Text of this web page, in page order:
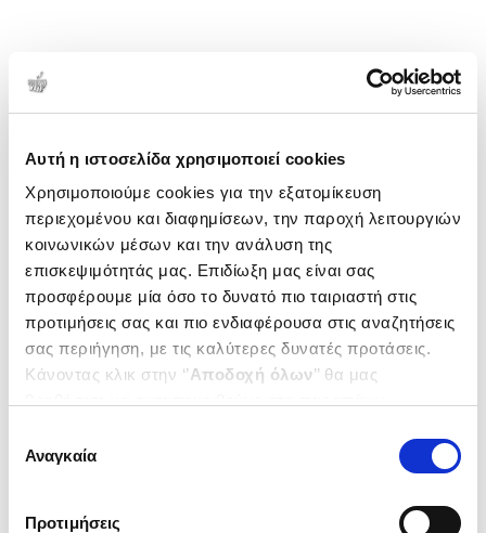
Αυτή η ιστοσελίδα χρησιμοποιεί cookies
Χρησιμοποιούμε cookies για την εξατομίκευση
περιεχομένου και διαφημίσεων, την παροχή λειτουργιών
κοινωνικών μέσων και την ανάλυση της
επισκεψιμότητάς μας. Επιδίωξη μας είναι σας
προσφέρουμε μία όσο το δυνατό πιο ταιριαστή στις
προτιμήσεις σας και πιο ενδιαφέρουσα στις αναζητήσεις
σας περιήγηση, με τις καλύτερες δυνατές προτάσεις.
Κάνοντας κλικ στην ‘’Αποδοχή όλων’’ θα μας
ενδιαφέρουν και να επιλέξετε από τα παρακάτω με την
΄΄και να ενημερωθείτε σχετικά με
συγκατάθεσης
Αναγκαία
Προτιμήσεις